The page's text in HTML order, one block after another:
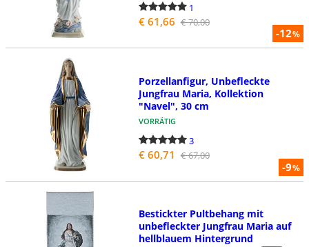
-12%
1
€ 61,66 € 70,00
-9%
Porzellanfigur, Unbefleckte
Jungfrau Maria, Kollektion
"Navel", 30 cm
VORRÄTIG
3
€ 60,71 € 67,00
Bestickter Pultbehang mit
unbefleckter Jungfrau Maria auf
hellblauem Hintergrund